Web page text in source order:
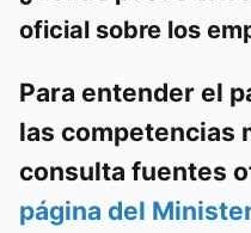
oficial sobre los
Para entender el
las competencias
consulta fuentes
página del